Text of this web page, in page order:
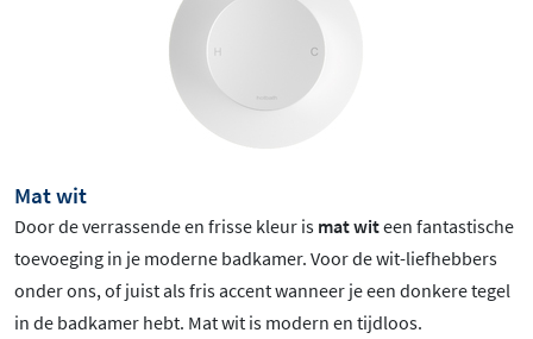
Mat wit
Door de verrassende en frisse kleur is mat witeen fantastische
toevoeging in je moderne badkamer. Voor de wit-liefhebbers
onder ons, of juist als fris accent wanneer je een donkere tegel
in de badkamer hebt. Mat wit is modern en tijdloos.